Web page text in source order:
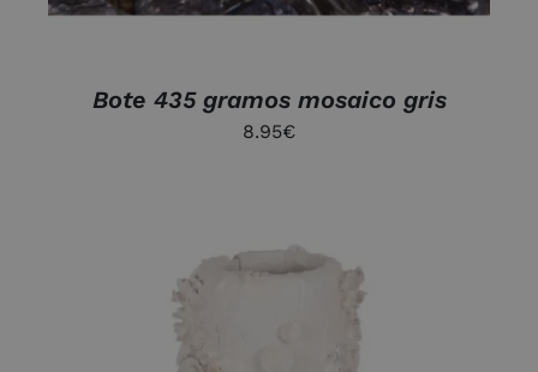
Bote 435 gramos mosaico gris
8.95€